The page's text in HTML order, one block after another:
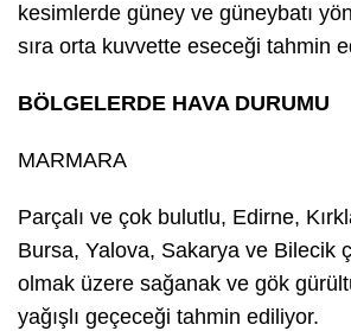
kesimlerde güney ve güneybatı
sıra orta kuvvette eseceği tahmin
BÖLGELERDE HAVA DURUMU
MARMARA
Parçalı ve çok bulutlu, Edirne,
Bursa, Yalova, Sakarya ve Bilecik
olmak üzere sağanak ve gök
yağışlı geçeceği tahmin ediliyor.